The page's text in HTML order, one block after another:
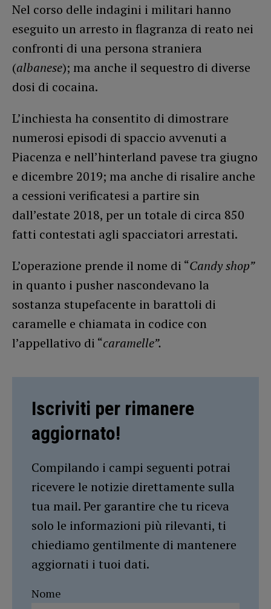
Nel corso delle indagini i militari hanno
eseguito un arresto in flagranza di reato nei
confronti di una persona straniera
(albanese); ma anche il sequestro di diverse
dosi di cocaina.
L’inchiesta ha consentito di dimostrare
numerosi episodi di spaccio avvenuti a
Piacenza e nell’hinterland pavese tra giugno
e dicembre 2019; ma anche di risalire anche
a cessioni verificatesi a partire sin
dall’estate 2018, per un totale di circa 850
fatti contestati agli spacciatori arrestati.
L’operazione prende il nome di “Candy shop”
in quanto i pusher nascondevano la
sostanza stupefacente in barattoli di
caramelle e chiamata in codice con
l’appellativo di “caramelle”.
Iscriviti per rimanere
aggiornato!
Compilando i campi seguenti potrai
ricevere le notizie direttamente sulla
tua mail. Per garantire che tu riceva
solo le informazioni più rilevanti, ti
chiediamo gentilmente di mantenere
aggiornati i tuoi dati.
Nome